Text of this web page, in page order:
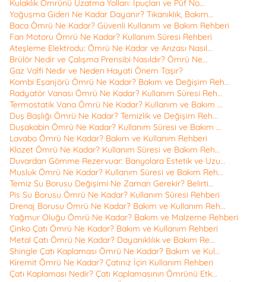
Kulaklık Ömrünü Uzatma Yolları: İpuçları ve Püf No...
Yoğuşma Gideri Ne Kadar Dayanır? Tıkanıklık, Bakım...
Baca Ömrü Ne Kadar? Güvenli Kullanım ve Bakım Rehberi
Fan Motoru Ömrü Ne Kadar? Kullanım Süresi Rehberi
Ateşleme Elektrodu: Ömrü Ne Kadar ve Arızası Nasıl...
Brülör Nedir ve Çalışma Prensibi Nasıldır? Ömrü Ne...
Gaz Valfi Nedir ve Neden Hayati Önem Taşır?
Kombi Eşanjörü Ömrü Ne Kadar? Bakım ve Değişim Reh...
Radyatör Vanası Ömrü Ne Kadar? Kullanım Süresi Reh...
Termostatik Vana Ömrü Ne Kadar? Kullanım ve Bakım ...
Duş Başlığı Ömrü Ne Kadar? Temizlik ve Değişim Reh...
Duşakabin Ömrü Ne Kadar? Kullanım Süresi ve Bakım ...
Lavabo Ömrü Ne Kadar? Bakım ve Kullanım Rehberi
Klozet Ömrü Ne Kadar? Kullanım Süresi ve Bakım Reh...
Duvardan Gömme Rezervuar: Banyolara Estetik ve Uzu...
Musluk Ömrü Ne Kadar? Kullanım Süresi ve Bakım Reh...
Temiz Su Borusu Değişimi Ne Zaman Gerekir? Belirti...
Pis Su Borusu Ömrü Ne Kadar? Kullanım Süresi Rehberi
Drenaj Borusu Ömrü Ne Kadar? Bakım ve Kullanım Reh...
Yağmur Oluğu Ömrü Ne Kadar? Bakım ve Malzeme Rehberi
Çinko Çatı Ömrü Ne Kadar? Bakım ve Kullanım Rehberi
Metal Çatı Ömrü Ne Kadar? Dayanıklılık ve Bakım Re...
Shingle Çatı Kaplaması Ömrü Ne Kadar? Bakım ve Kul...
Kiremit Ömrü Ne Kadar? Çatınız İçin Kullanım Rehberi
Çatı Kaplaması Nedir? Çatı Kaplamasının Ömrünü Etk...